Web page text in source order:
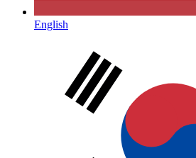
English